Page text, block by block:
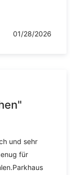
01/28/2026
und sehr
für